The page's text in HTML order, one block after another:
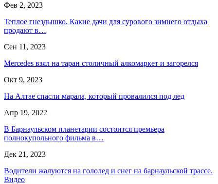
Фев 2, 2023
Теплое гнездышко. Какие дачи для сурового зимнего отдыха
продают в…
Сен 11, 2023
Mercedes взял на таран столичный алкомаркет и загорелся
Окт 9, 2023
На Алтае спасли марала, который провалился под лед
Апр 19, 2022
В Барнаульском планетарии состоится премьера
полнокупольного фильма в…
Дек 21, 2023
Водители жалуются на гололед и снег на барнаульской трассе.
Видео